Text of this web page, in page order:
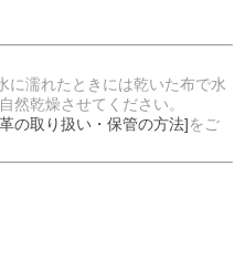
に濡れたときには乾いた布で水
然乾燥させてください。
の取り扱い・保管の方法]をご